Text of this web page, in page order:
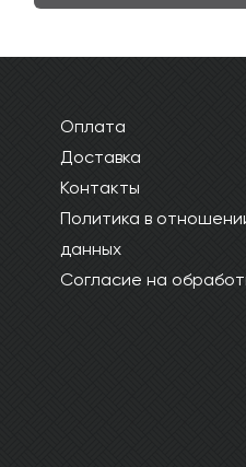
Оплата
Доставка
Контакты
Политика в
данных
Согласие на